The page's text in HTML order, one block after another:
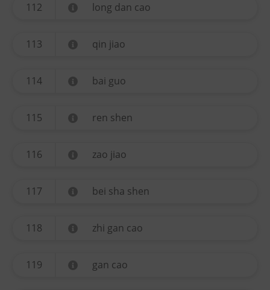
112 long dan cao
113 qin jiao
114 bai guo
115 ren shen
116 zao jiao
117 bei sha shen
118 zhi gan cao
119 gan cao